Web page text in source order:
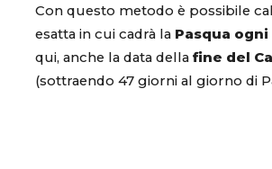
Con questo metodo è possibile
esatta in cui cadrà la Pasqua ogni
qui, anche la data della fine del
(sottraendo 47 giorni al giorno di